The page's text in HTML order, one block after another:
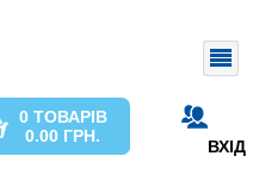
ВХІД
0 ТОВАРІВ
0.00 ГРН.